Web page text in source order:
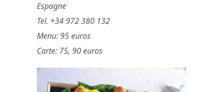
Espagne
Tel. +34 972 380 132
Menu: 95 euros
Carte: 75, 90 euros